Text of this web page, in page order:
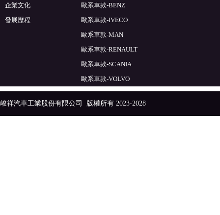
企業文化
發展歷程
歐系車款-BENZ
歐系車款-IVECO
歐系車款-MAN
歐系車款-RENAULT
歐系車款-SCANIA
歐系車款-VOLVO
峻祥汽車工業股份有限公司 版權所有 2023-2028